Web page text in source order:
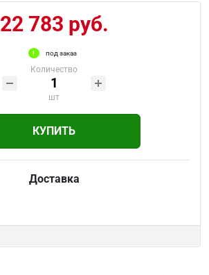
22 783 руб.
под заказ
Количество
шт
КУПИТЬ
Доставка